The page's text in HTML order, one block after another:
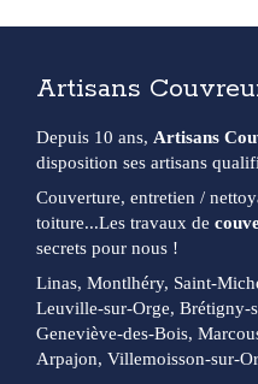
Artisans
Depuis 10 ans, Artisans
disposition ses artisans
Couverture, entretien /
toiture...Les travaux de
secrets pour nous !
Linas, Montlhéry, Saint-
Leuville-sur-Orge, Brétigny-
Geneviève-des-Bois,
Arpajon, Villemoisson-sur-